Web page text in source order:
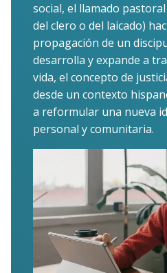
social, el llamado
del clero o del laicado)
propagación de un
desarrolla y expande a
vida, el concepto de
desde un contexto
a reformular una nueva
personal y comunitaria.